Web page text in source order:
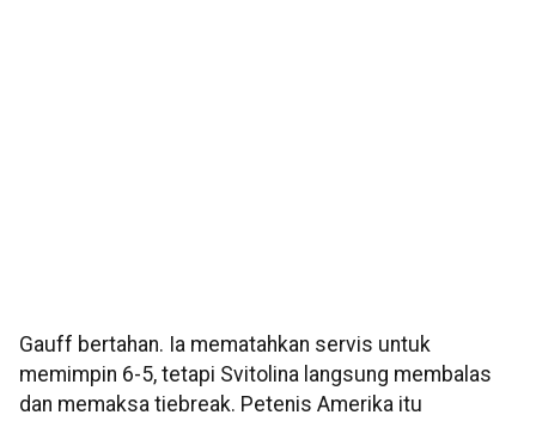
Gauff bertahan. Ia mematahkan servis untuk
memimpin 6-5, tetapi Svitolina langsung membalas
dan memaksa tiebreak. Petenis Amerika itu